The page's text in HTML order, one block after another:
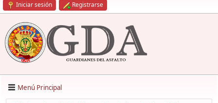
Iniciar sesión Registrarse
Menú Principal